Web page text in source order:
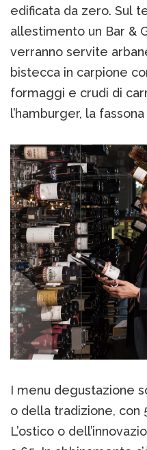
edificata da zero. Sul
allestimento un Bar &
verranno servite
bistecca in carpione
formaggi e crudi di
l’hamburger, la
I menu degustazione
o della tradizione, con
L’ostico o